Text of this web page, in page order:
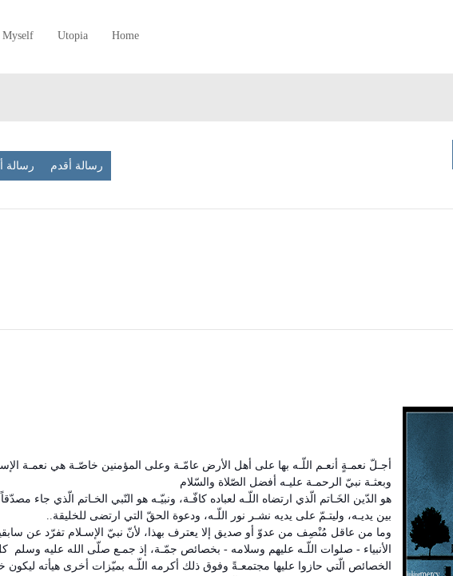
Home
Utopia
Myself
رسالة
رسالة أقدم
أجـلّ نعمـةٍ أنعـم اللّـه بها على أهل الأرض عامّـة وعلى المؤمنين خاصّـة هي نعمـة
وبعثـة نبيّ الرحمـة عليـه أفضل الصّلاة والسّلام
هو الدّين الخَـاتم الّذي ارتضاه اللّـه لعباده كافّـة، ونبيّـه هو النّبي الخـاتم الّذي جاء
بين يديـه، وليتـمّ على يديه نشـر نور اللّـه، ودعوة الحقّ التي ارتضى للخليقة..
وما من عاقل مُنْصِف من عدوّ أو صديق إلا يعترف بهذا، لأنّ نبيّ الإسـلام تفرّد عن
الأنبياء - صلوات اللّـه عليهم وسلامه - بخصائص جمّـة، إذ جمـع صلّى الله عليه وسلم
الخصائص الّتي حازوا عليها مجتمعـةً وفوق ذلك أكرمه اللّـه بميّزات أخرى هيأته ليكون